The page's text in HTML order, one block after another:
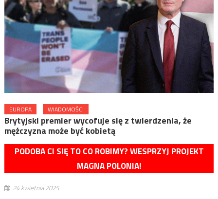
EUROPA WIADOMOŚCI
Brytyjski premier wycofuje się z twierdzenia, że
mężczyzna może być kobietą
PODOBA CI SIĘ TO CO ROBIMY? WESPRZYJ PROJEKT
MAGNA POLONIA!
24 kwietnia 2025